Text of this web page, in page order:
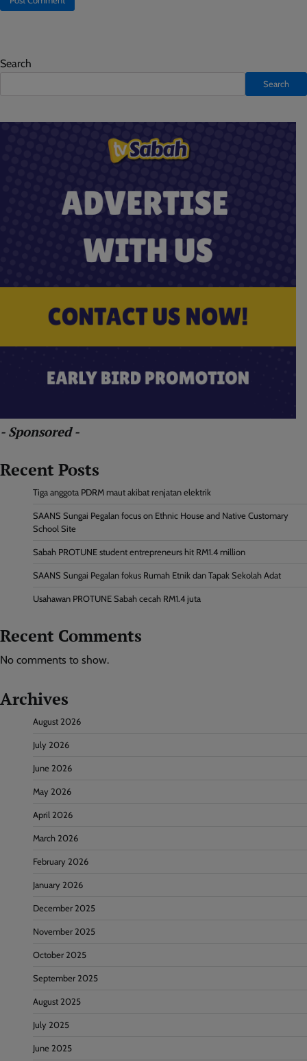
Search
Search
- Sponsored -
Recent Posts
Tiga anggota PDRM maut akibat renjatan elektrik
SAANS Sungai Pegalan focus on Ethnic House and Native Customary
School Site
Sabah PROTUNE student entrepreneurs hit RM1.4 million
SAANS Sungai Pegalan fokus Rumah Etnik dan Tapak Sekolah Adat
Usahawan PROTUNE Sabah cecah RM1.4 juta
Recent Comments
No comments to show.
Archives
August 2026
July 2026
June 2026
May 2026
April 2026
March 2026
February 2026
January 2026
December 2025
November 2025
October 2025
September 2025
August 2025
July 2025
June 2025